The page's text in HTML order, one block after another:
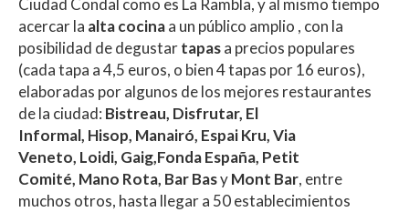
Ciudad Condal como es La Rambla, y al mismo tiempo
acercar la alta cocinaa un público amplio , con la
posibilidad de degustartapasa precios populares
(cada tapa a 4,5 euros, o bien 4 tapas por 16 euros),
elaboradas por algunos de los mejores restaurantes
de la ciudad: Bistreau, Disfrutar, El
Informal, Hisop, Manairó, Espai Kru, Via
Veneto, Loidi, Gaig,Fonda España, Petit
Comité, Mano Rota, Bar BasyMont Bar, entre
muchos otros, hasta llegar a 50 establecimientos